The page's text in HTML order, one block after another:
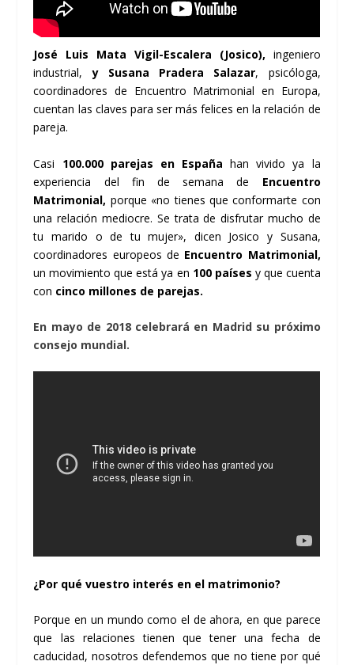
José Luis Mata Vigil-Escalera (Josico), ingeniero
industrial, y Susana Pradera Salazar, psicóloga,
coordinadores de Encuentro Matrimonial en Europa,
cuentan las claves para ser más felices en la relación de
pareja.
Casi 100.000 parejas en España han vivido ya la
experiencia del fin de semana de Encuentro
Matrimonial, porque «no tienes que conformarte con
una relación mediocre. Se trata de disfrutar mucho de
tu marido o de tu mujer», dicen Josico y Susana,
coordinadores europeos de Encuentro Matrimonial,
un movimiento que está ya en 100 países y que cuenta
con cinco millones de parejas.
En mayo de 2018 celebrará en Madrid su próximo
consejo mundial.
¿Por qué vuestro interés en el matrimonio?
Porque en un mundo como el de ahora, en que parece
que las relaciones tienen que tener una fecha de
caducidad, nosotros defendemos que no tiene por qué